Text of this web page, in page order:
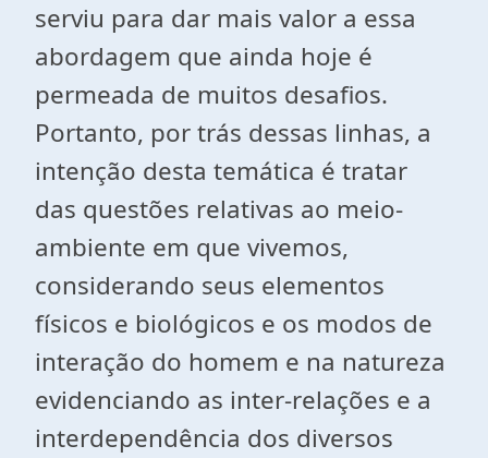
serviu para dar mais valor a essa
abordagem que ainda hoje é
permeada de muitos desafios.
Portanto, por trás dessas linhas, a
intenção desta temática é tratar
das questões relativas ao meio-
ambiente em que vivemos,
considerando seus elementos
físicos e biológicos e os modos de
interação do homem e na natureza
evidenciando as inter-relações e a
interdependência dos diversos